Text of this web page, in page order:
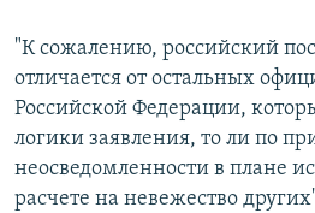
"К сожалению, российский
отличается от остальных
Российской Федерации,
логики заявления, то ли по
неосведомленности в плане
расчете на невежество